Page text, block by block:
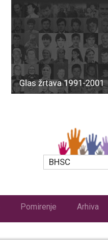
BHSC
Pomirenje Arhiva